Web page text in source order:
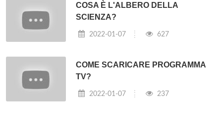
COSA È L'ALBERO DELLA
SCIENZA?
2022-01-07 627
COME SCARICARE PROGRAMMA
TV?
2022-01-07 237